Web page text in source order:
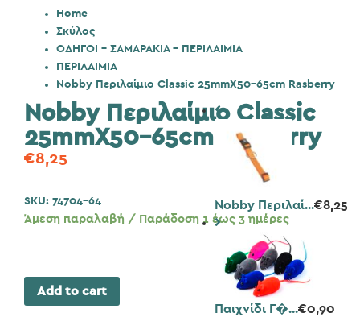
Home
Σκύλος
ΟΔΗΓΟΙ - ΣΑΜΑΡΑΚΙΑ - ΠΕΡΙΛΑΙΜΙΑ
ΠΕΡΙΛΑΙΜΙΑ
Nobby Περιλαίμιο Classic 25mmX50-65cm Rasberry
Nobby Περιλαί...€8,25
Παιχνίδι Γ�...€0,90
Nobby Περιλαίμιο Classic
25mmX50-65cm Rasberry
€8,25
SKU: 74704-64
Άμεση παραλαβή / Παράδοση 1 έως 3 ημέρες
Add to cart